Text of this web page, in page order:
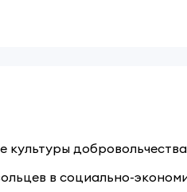
культуры
в социально-